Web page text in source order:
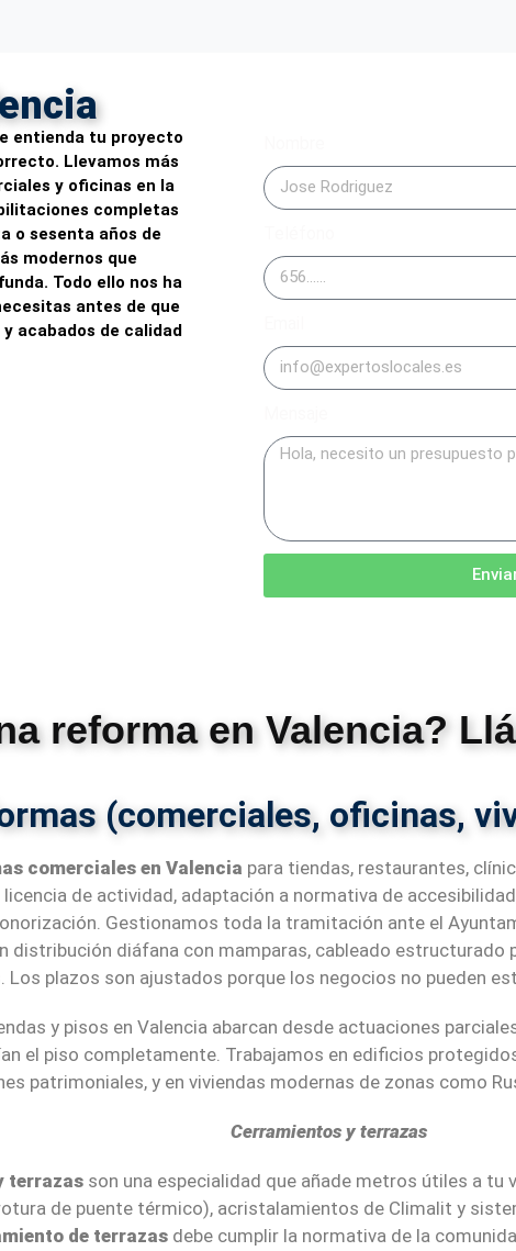
entienda tu proyecto
Llevamos más
y oficinas en la
completas
o sesenta años de
modernos que
Todo ello nos ha
antes de que
acabados de calidad
reforma en Valencia?
(comerciales, oficinas,
comerciales en Valencia para tiendas, restaurantes,
de actividad, adaptación a normativa de
Gestionamos toda la tramitación ante el
distribución diáfana con mamparas, cableado estructurado
Los plazos son ajustados porque los negocios no pueden
y pisos en Valencia abarcan desde actuaciones
el piso completamente. Trabajamos en edificios
patrimoniales, y en viviendas modernas de zonas como
Cerramientos y terrazas
terrazas son una especialidad que añade metros útiles a
de puente térmico), acristalamientos de Climalit y
de terrazas debe cumplir la normativa de la